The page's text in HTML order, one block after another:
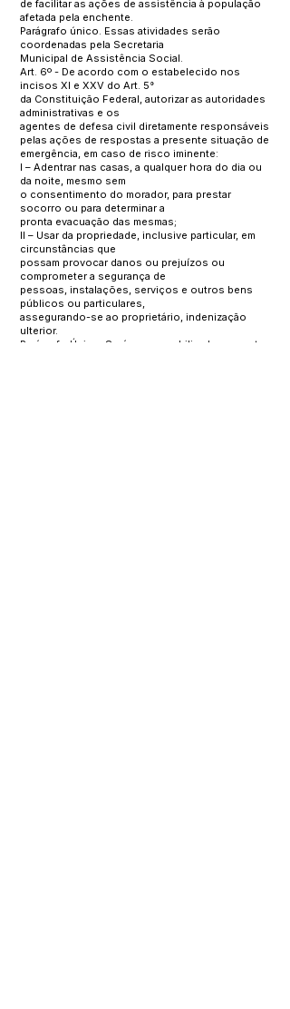
de facilitar as ações de assistência à população
afetada pela enchente.
Parágrafo único. Essas atividades serão
coordenadas pela Secretaria
Municipal de Assistência Social.
Art. 6º - De acordo com o estabelecido nos
incisos XI e XXV do Art. 5°
da Constituição Federal, autorizar as autoridades
administrativas e os
agentes de defesa civil diretamente responsáveis
pelas ações de respostas a presente situação de
emergência, em caso de risco iminente:
I – Adentrar nas casas, a qualquer hora do dia ou
da noite, mesmo sem
o consentimento do morador, para prestar
socorro ou para determinar a
pronta evacuação das mesmas;
II – Usar da propriedade, inclusive particular, em
circunstâncias que
possam provocar danos ou prejuízos ou
comprometer a segurança de
pessoas, instalações, serviços e outros bens
públicos ou particulares,
assegurando-se ao proprietário, indenização
ulterior.
Parágrafo Único. Será responsabilizado o agente